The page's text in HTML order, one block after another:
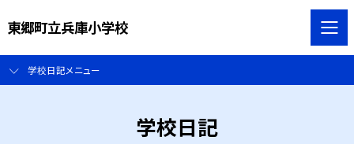
東郷町立兵庫小学校
学校日記メニュー
学校日記